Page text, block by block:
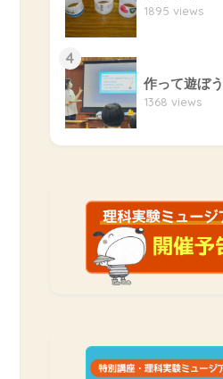
1895 views
4
作って遊ぼ
1368 views